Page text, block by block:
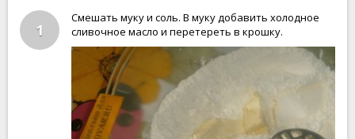
1
Смешать муку и соль. В муку добавить холодное
сливочное масло и перетереть в крошку.